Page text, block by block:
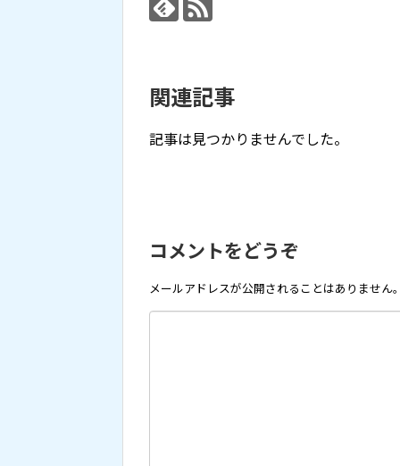
関連記事
記事は見つかりませんでした。
コメントをどうぞ
メールアドレスが公開されることはありません